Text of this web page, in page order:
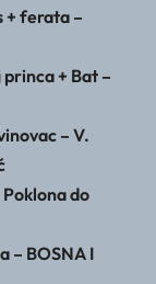
+ ferata –
princa + Bat –
– V.
do
– BOSNA I